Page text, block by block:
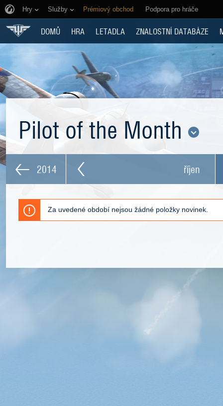
Hry Služby Prémiový obchod Podpora pro hráče
DOMŮ HRA LETADLA ZNALOSTNÍ DATABÁZE
Pilot of the Month
2014 říjen
Za uvedené období nejsou žádné položky novinek.